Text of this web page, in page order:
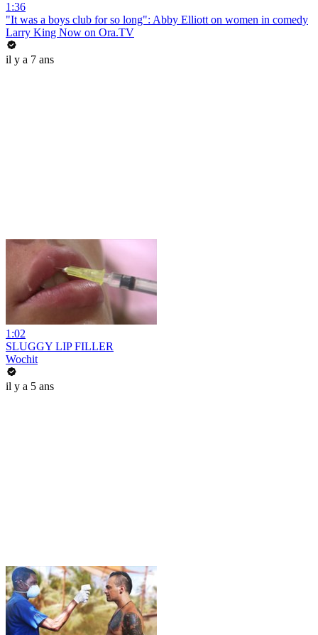
1:36
"It was a boys club for so long": Abby Elliott on women in comedy
Larry King Now on Ora.TV
il y a 7 ans
1:02
SLUGGY LIP FILLER
Wochit
il y a 5 ans